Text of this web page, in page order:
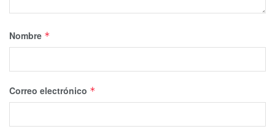
Nombre *
Correo electrónico *